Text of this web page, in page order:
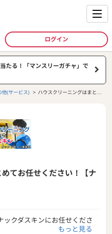
ログイン
たる！「マンスリーガチャ」で
他(サービス)
ハウスクリーニングはまとめ
てお任せください！【ナ
クダスキンにお任せくださ
もっと見る